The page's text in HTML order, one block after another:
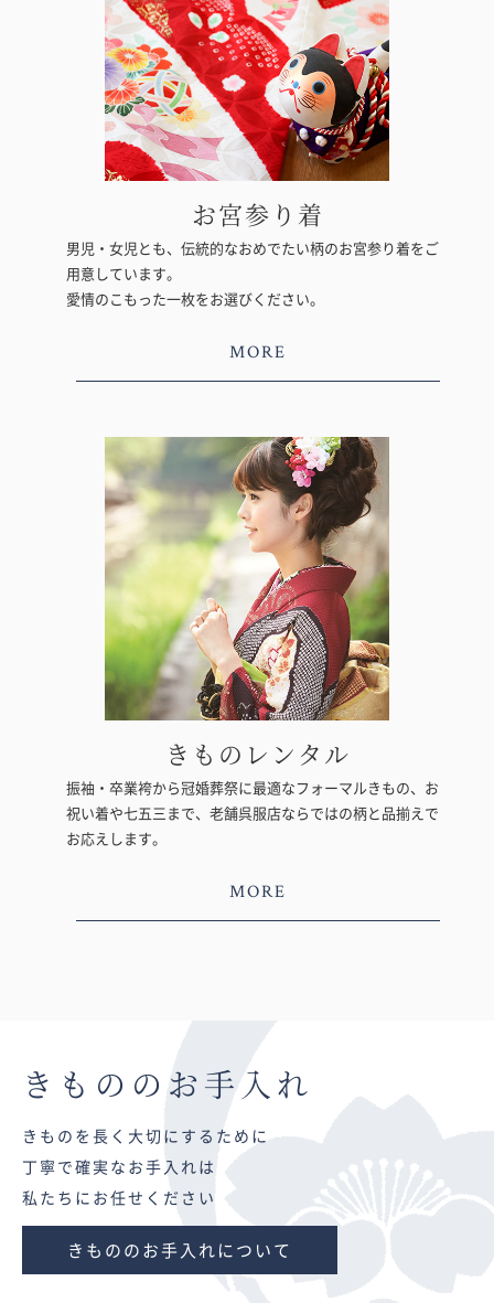
お宮参り着
男児・女児とも、伝統的なおめでたい柄のお宮参り着をご
用意しています。
愛情のこもった一枚をお選びください。
MORE
きものレンタル
振袖・卒業袴から冠婚葬祭に最適なフォーマルきもの、お
祝い着や七五三まで、老舗呉服店ならではの柄と品揃えで
お応えします。
MORE
きものの お手入れ
きものを長く大切にするために
丁寧で確実なお手入れは
私たちにお任せください
きもののお手入れについて